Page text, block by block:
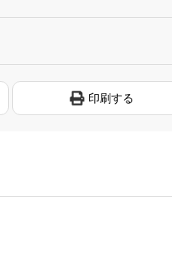
印刷する